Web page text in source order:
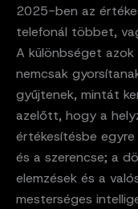
2025-ben az
telefonál többet,
A különbséget azok
nemcsak
gyűjtenek, mintát
azelőtt, hogy a
értékesítésbe egyre
és a szerencse; a
elemzések és a
mesterséges